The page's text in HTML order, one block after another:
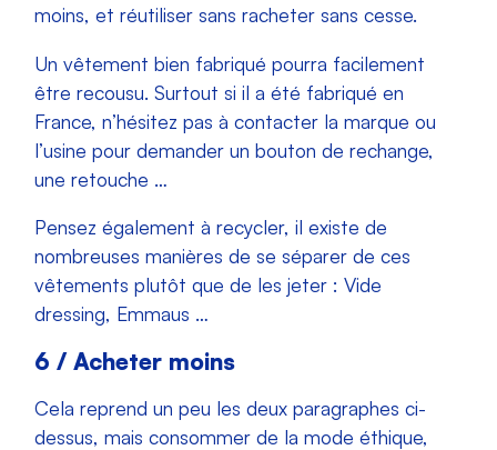
moins, et réutiliser sans racheter sans cesse.
Un vêtement bien fabriqué pourra facilement
être recousu. Surtout si il a été fabriqué en
France, n’hésitez pas à contacter la marque ou
l’usine pour demander un bouton de rechange,
une retouche …
Pensez également à recycler, il existe de
nombreuses manières de se séparer de ces
vêtements plutôt que de les jeter : Vide
dressing, Emmaus …
6 / Acheter moins
Cela reprend un peu les deux paragraphes ci-
dessus, mais consommer de la mode éthique,